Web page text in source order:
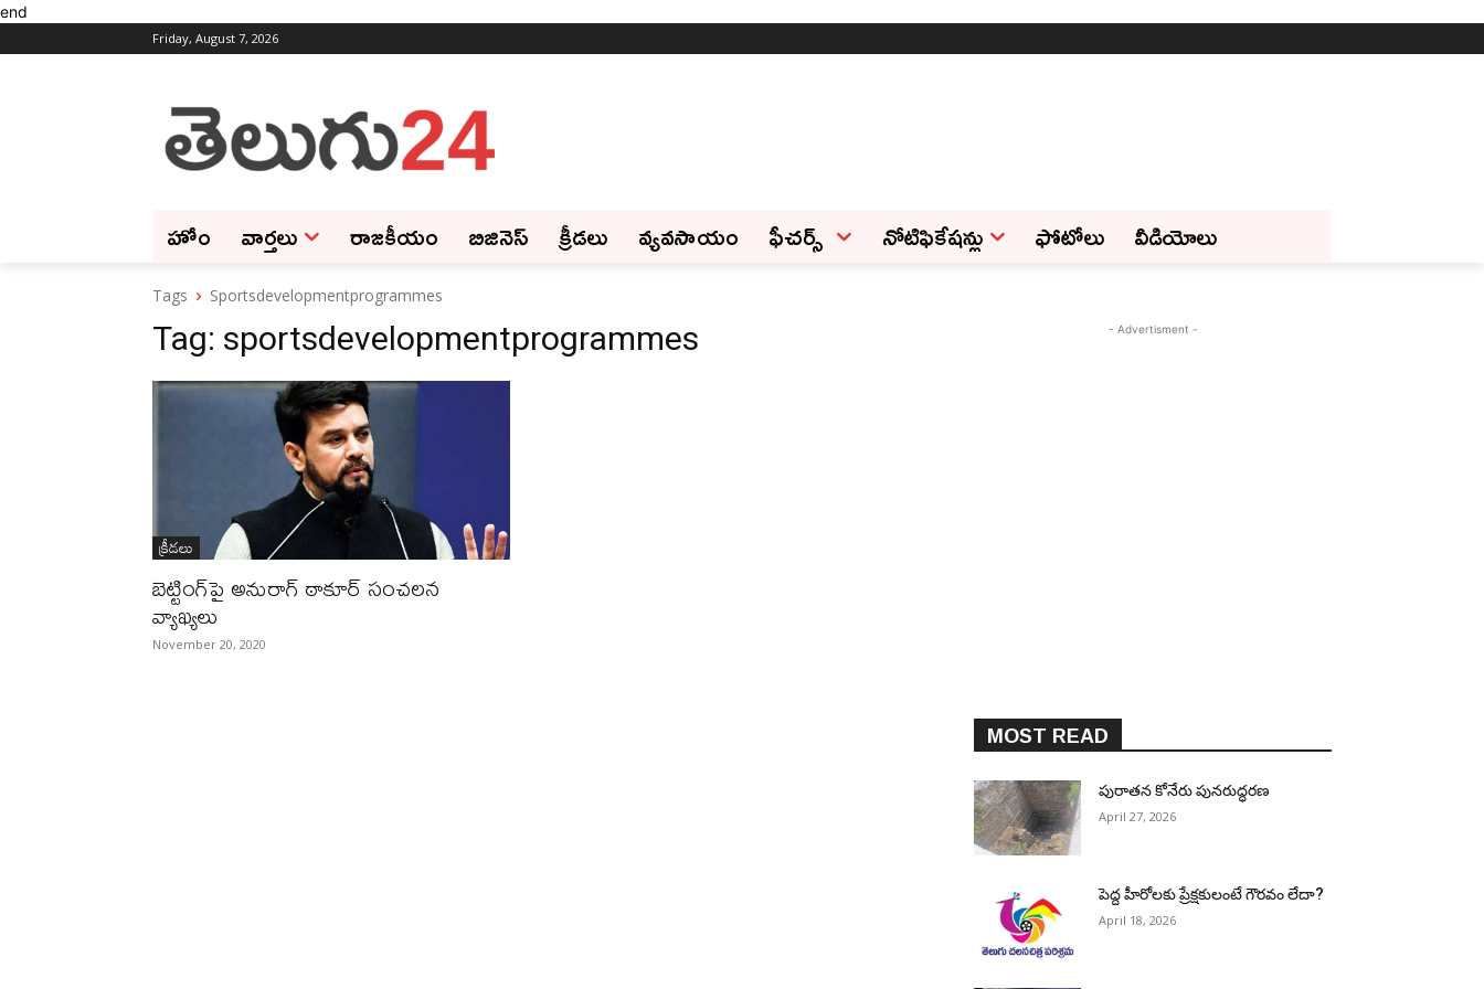
end
Friday, August 7, 2026
హోం వార్తలు రాజకీయం బిజినెస్‌ క్రీడలు వ్యవసాయం ఫీచ‌ర్స్ ‌ నోటిఫికేషన్లు ఫోటోలు వీడియోలు
Tags Sportsdevelopmentprogrammes
Tag: sportsdevelopmentprogrammes
క్రీడలు
బెట్టింగ్‌పై అనురాగ్‌ ఠాకూర్‌ సంచలన
వ్యాఖ్యలు
November 20, 2020
- Advertisment -
MOST READ
పురాత‌న కోనేరు పున‌రుద్ధ‌ర‌ణ
April 27, 2026
పెద్ద హీరోల‌కు ప్రేక్ష‌కులంటే గౌర‌వం లేదా?
April 18, 2026